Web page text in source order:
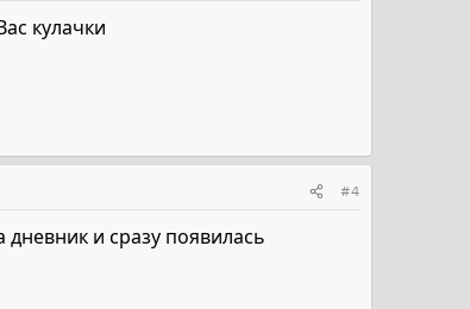
кулачки
#4
и сразу появилась